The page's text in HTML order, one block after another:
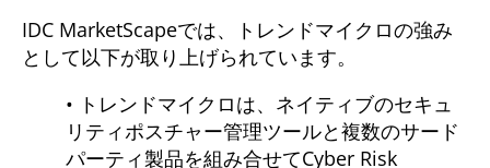
IDC MarketScapeでは、トレンドマイクロの強み
として以下が取り上げられています。
• トレンドマイクロは、ネイティブのセキュ
リティポスチャー管理ツールと複数のサード
パーティ製品を組み合せてCyber Risk